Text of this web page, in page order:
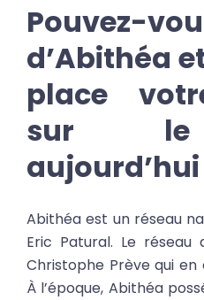
Pouvez-
d’Abithéa
place
sur le
aujourd’hui
Abithéa est un réseau
Eric Patural. Le
Christophe Prève qui en
À l’époque, Abithéa